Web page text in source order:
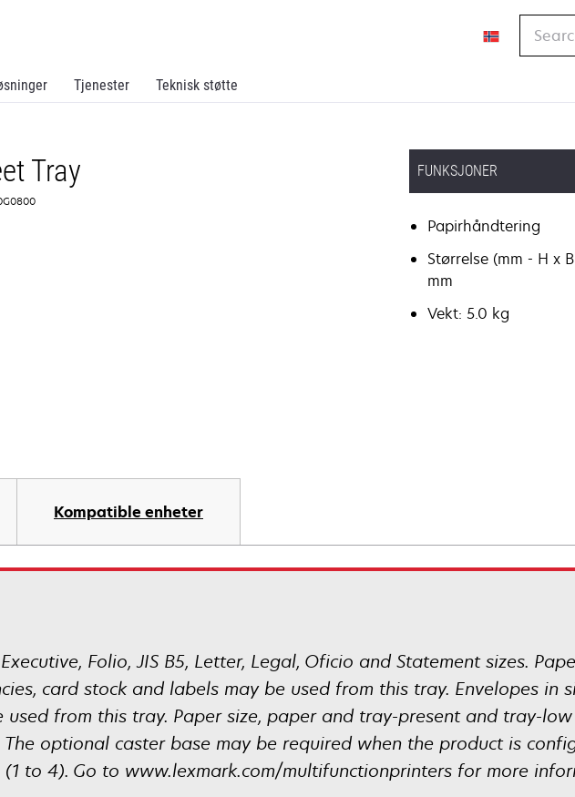
Tjenester Teknisk støtte
Tray FUNKSJONER
Papirhåndtering
Størrelse (mm - H x
mm
Vekt: 5.0 kg
Kompatible enheter
Folio, JIS B5, Letter, Legal, Oficio and Statement sizes.
card stock and labels may be used from this tray. Envelopes in
used from this tray. Paper size, paper and tray-present and tray-
optional caster base may be required when the product is
to 4). Go to www.lexmark.com/multifunctionprinters for more